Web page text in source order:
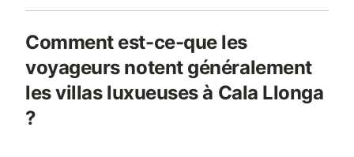
Comment est-ce-que les
voyageurs notent généralement
les villas luxueuses à Cala Llonga
?